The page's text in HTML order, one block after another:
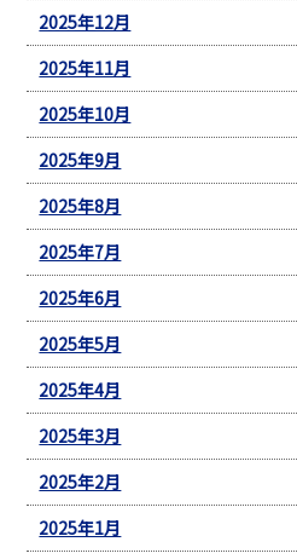
2025年12月
2025年11月
2025年10月
2025年9月
2025年8月
2025年7月
2025年6月
2025年5月
2025年4月
2025年3月
2025年2月
2025年1月